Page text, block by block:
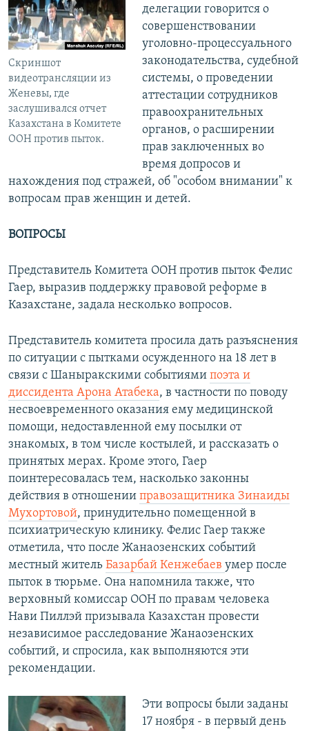
Скриншот
видеотрансляции из
Женевы, где
заслушивался отчет
Казахстана в Комитете
ООН против пыток.
делегации говорится о
совершенствовании
уголовно-процессуального
законодательства, судебной
системы, о проведении
аттестации сотрудников
правоохранительных
органов, о расширении
прав заключенных во
время допросов и
нахождения под стражей, об "особом внимании" к
вопросам прав женщин и детей.
ВОПРОСЫ
Представитель Комитета ООН против пыток Фелис
Гаер, выразив поддержку правовой реформе в
Казахстане, задала несколько вопросов.
Представитель комитета просила дать разъяснения
по ситуации с пытками осужденного на 18 лет в
связи с Шаныракскими событиями поэта и
диссидента Арона Атабека, в частности по поводу
несвоевременного оказания ему медицинской
помощи, недоставленной ему посылки от
знакомых, в том числе костылей, и рассказать о
принятых мерах. Кроме этого, Гаер
поинтересовалась тем, насколько законны
действия в отношении правозащитника Зинаиды
Мухортовой, принудительно помещенной в
психиатрическую клинику. Фелис Гаер также
отметила, что после Жанаозенских событий
местный житель Базарбай Кенжебаев умер после
пыток в тюрьме. Она напомнила также, что
верховный комиссар ООН по правам человека
Нави Пиллэй призывала Казахстан провести
независимое расследование Жанаозенских
событий, и спросила, как выполняются эти
рекомендации.
Эти вопросы были заданы
17 ноября - в первый день